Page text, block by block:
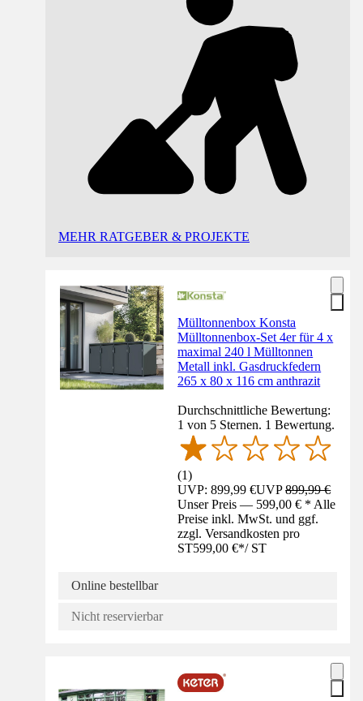
MEHR RATGEBER & PROJEKTE
Mülltonnenbox Konsta
Mülltonnenbox-Set 4er für 4 x
maximal 240 l Mülltonnen
Metall inkl. Gasdruckfedern
265 x 80 x 116 cm anthrazit
Durchschnittliche Bewertung:
1 von 5 Sternen. 1 Bewertung.
(1)
UVP: 899,99 €UVP899,99 €
Unser Preis — 599,00 € * Alle
Preise inkl. MwSt. und ggf.
zzgl. Versandkosten pro
ST599,00 €*/ ST
Online bestellbar
Nicht reservierbar